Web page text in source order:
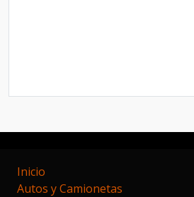
Inicio
Autos y Camionetas